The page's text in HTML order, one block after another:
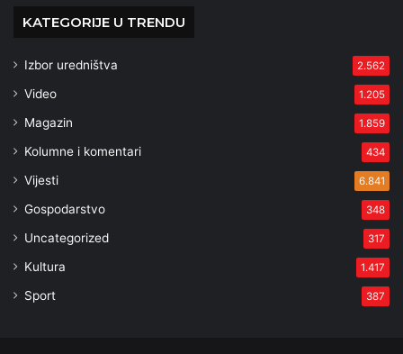
KATEGORIJE U TRENDU
Izbor uredništva 2.562
Video 1.205
Magazin 1.859
Kolumne i komentari 434
Vijesti 6.841
Gospodarstvo 348
Uncategorized 317
Kultura 1.417
Sport 387